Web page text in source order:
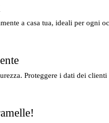
a casa tua, ideali per ogni
Proteggere i dati dei